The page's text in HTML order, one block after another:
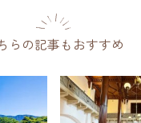
らの記事もおすすめ